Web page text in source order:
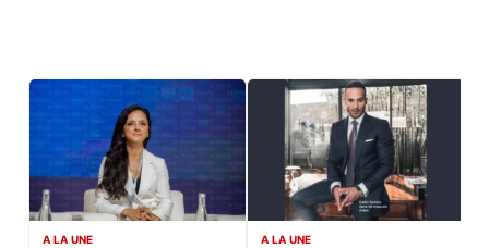
A LA UNE A LA UNE